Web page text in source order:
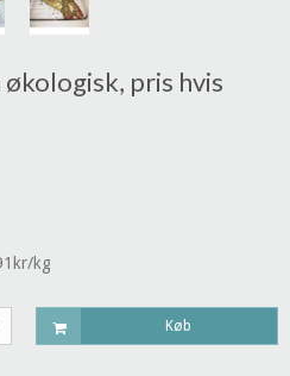
økologisk, pris hvis
kg
Køb